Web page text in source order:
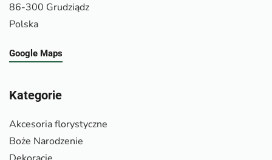
86-300 Grudziądz
Polska
Google Maps
Kategorie
Akcesoria florystyczne
Boże Narodzenie